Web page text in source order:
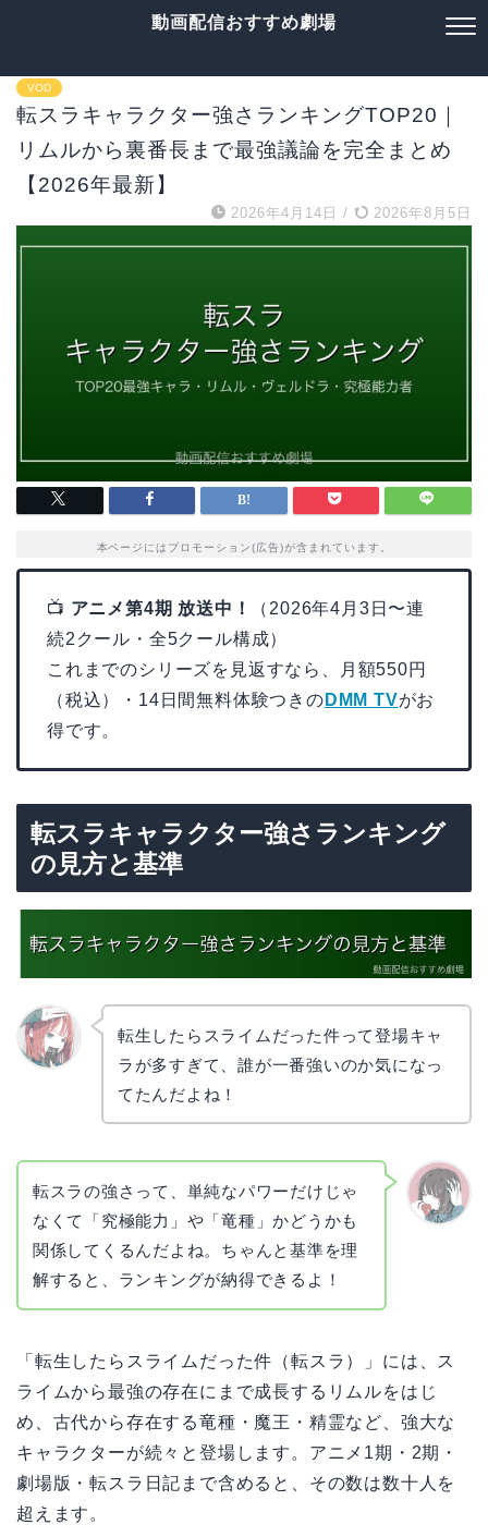
動画配信おすすめ劇場
VOD
転スラキャラクター強さランキングTOP20｜
リムルから裏番長まで最強議論を完全まとめ
【2026年最新】
2026年4月14日 / 2026年8月5日
本ページにはプロモーション(広告)が含まれています。
📺 アニメ第4期 放送中！
（2026年4月3日〜連
続2クール・全5クール構成）
これまでのシリーズを見返すなら、月額550円
（税込）・14日間無料体験つきの DMM TVがお
得です。
転スラキャラクター強さランキング
の見方と基準
転生したらスライムだった件って登場キャ
ラが多すぎて、誰が一番強いのか気になっ
てたんだよね！
転スラの強さって、単純なパワーだけじゃ
なくて「究極能力」や「竜種」かどうかも
関係してくるんだよね。ちゃんと基準を理
解すると、ランキングが納得できるよ！
「転生したらスライムだった件（転スラ）」には、ス
ライムから最強の存在にまで成長するリムルをはじ
め、古代から存在する竜種・魔王・精霊など、強大な
キャラクターが続々と登場します。アニメ1期・2期・
劇場版・転スラ日記まで含めると、その数は数十人を
超えます。